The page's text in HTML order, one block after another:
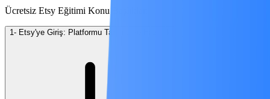
Ücretsiz Etsy Eğitimi Konu Başlıkları
1- Etsy'ye Giriş: Platformu Tanıma ve Hazırlık